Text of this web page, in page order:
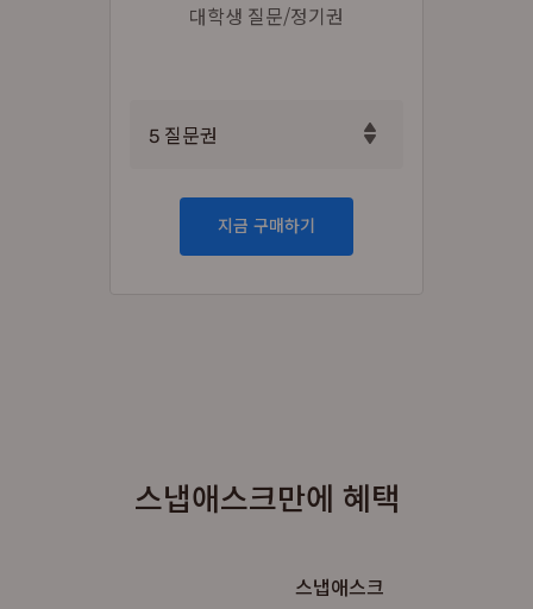
대학생 질문/정기권
5 질문권
지금 구매하기
스냅애스크만에 혜택
스냅애스크